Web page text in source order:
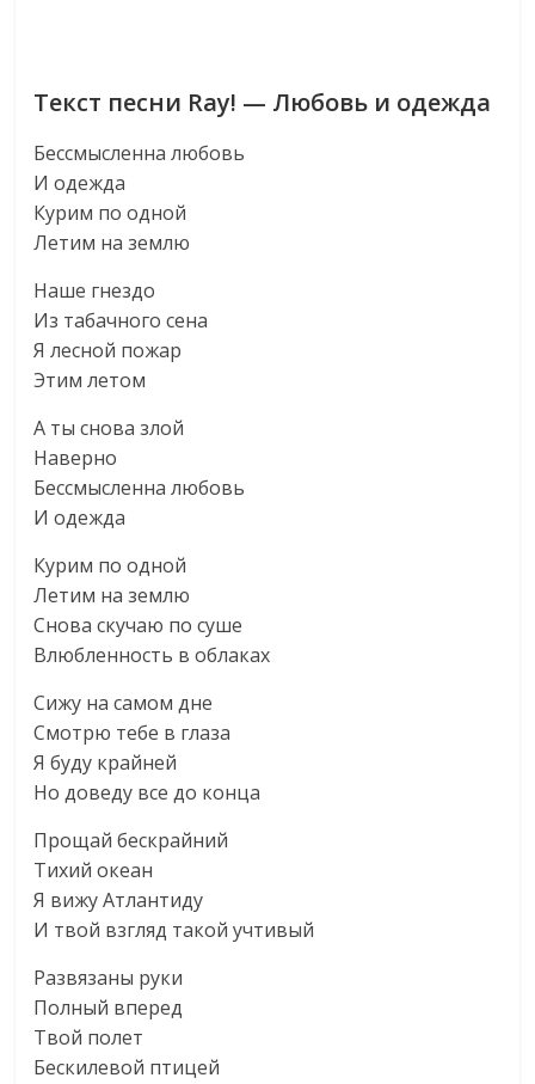
Текст песни Ray! — Любовь и одежда
Бессмысленна любовь
И одежда
Курим по одной
Летим на землю
Наше гнездо
Из табачного сена
Я лесной пожар
Этим летом
А ты снова злой
Наверно
Бессмысленна любовь
И одежда
Курим по одной
Летим на землю
Снова скучаю по суше
Влюбленность в облаках
Сижу на самом дне
Смотрю тебе в глаза
Я буду крайней
Но доведу все до конца
Прощай бескрайний
Тихий океан
Я вижу Атлантиду
И твой взгляд такой учтивый
Развязаны руки
Полный вперед
Твой полет
Бескилевой птицей